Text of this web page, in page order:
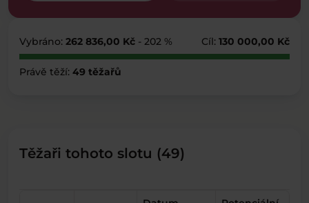
Vybráno: 262 836,00 Kč - 202 % Cíl: 130 000,00 Kč
Právě těží: 49 těžařů
Těžaři tohoto slotu (49)